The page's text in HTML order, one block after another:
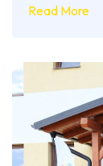
Read More